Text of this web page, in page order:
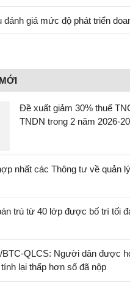
đánh giá mức độ phát triển
Đề xuất giảm 30% thuế
TNDN trong 2 năm 2026-
nhất các Thông tư về quản
trú từ 40 lớp được bố trí tối
BTC-QLCS: Người dân được
lại thấp hơn số đã nộp